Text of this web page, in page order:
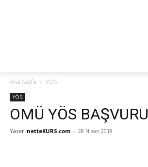
Ana Sayfa YÖS
YÖS
OMÜ YÖS BAŞVURU
Yazar netteKURS.com - 28 Nisan 2018